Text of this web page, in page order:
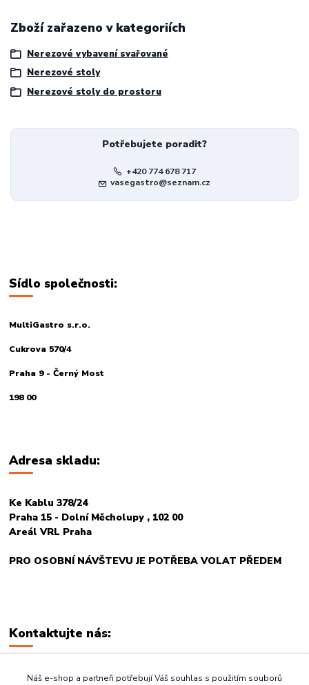
Zboží zařazeno v kategoriích
Nerezové vybavení svařované
Nerezové stoly
Nerezové stoly do prostoru
Potřebujete poradit?
+420 774 678 717
vasegastro@seznam.cz
Sídlo společnosti:
MultiGastro s.r.o.
Cukrova 570/4
Praha 9 - Černý Most
198 00
Adresa skladu:
Ke Kablu 378/24
Praha 15 - Dolní Měcholupy , 102 00
Areál VRL Praha
PRO OSOBNÍ NÁVŠTEVU JE POTŘEBA VOLAT PŘEDEM
Kontaktujte nás:
+420 774 678 717
Náš e-shop a partneři potřebují Váš souhlas s použitím souborů